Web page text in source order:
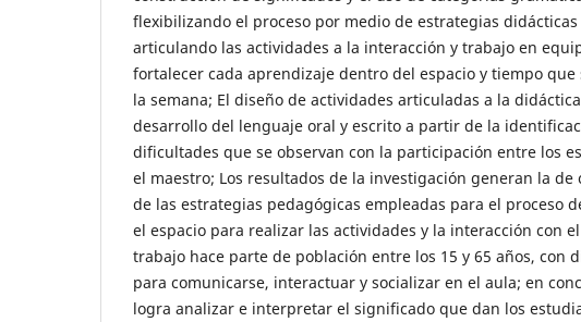
flexibilizando el proceso por medio de estrategias didácticas
articulando las actividades a la interacción y trabajo en
fortalecer cada aprendizaje dentro del espacio y tiempo que
la semana; El diseño de actividades articuladas a la
desarrollo del lenguaje oral y escrito a partir de la
dificultades que se observan con la participación entre los
el maestro; Los resultados de la investigación generan la de
de las estrategias pedagógicas empleadas para el proceso
el espacio para realizar las actividades y la interacción con
trabajo hace parte de población entre los 15 y 65 años, con
para comunicarse, interactuar y socializar en el aula; en
logra analizar e interpretar el significado que dan los